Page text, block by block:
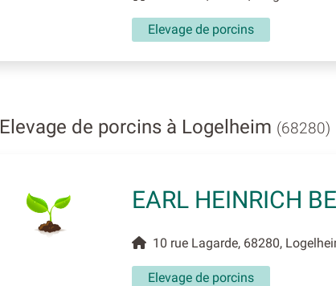
Elevage de porcins
Elevage de porcins à Logelheim (68280)
EARL HEINRICH
10 rue Lagarde, 68280,
Elevage de porcins